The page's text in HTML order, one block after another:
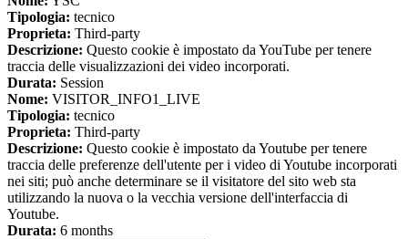
Tipologia: tecnico
Proprieta: Third-party
Descrizione: Questo cookie è impostato da YouTube per tenere
traccia delle visualizzazioni dei video incorporati.
Durata: Session
Nome: VISITOR_INFO1_LIVE
Tipologia: tecnico
Proprieta: Third-party
Descrizione: Questo cookie è impostato da Youtube per tenere
traccia delle preferenze dell'utente per i video di Youtube incorporati
nei siti; può anche determinare se il visitatore del sito web sta
utilizzando la nuova o la vecchia versione dell'interfaccia di
Youtube.
Durata: 6 months